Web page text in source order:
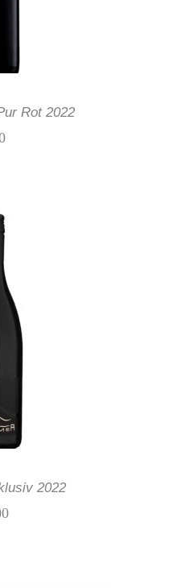
Rot 2022
2022